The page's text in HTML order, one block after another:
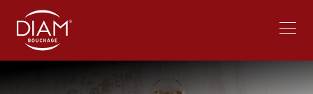
language